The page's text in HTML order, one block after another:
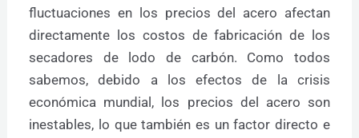
fluctuaciones en los precios del acero afectan
directamente los costos de fabricación de los
secadores de lodo de carbón. Como todos
sabemos, debido a los efectos de la crisis
económica mundial, los precios del acero son
inestables, lo que también es un factor directo e